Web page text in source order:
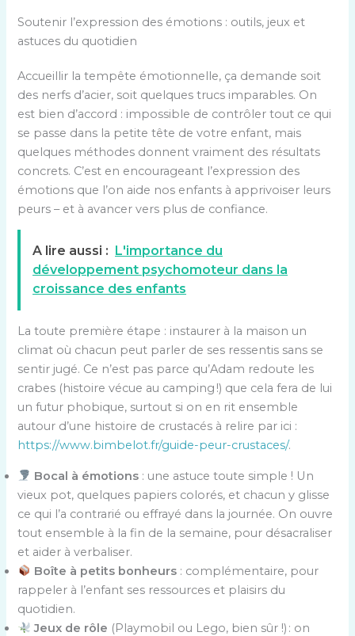
Soutenir l’expression des émotions : outils, jeux et
astuces du quotidien
Accueillir la tempête émotionnelle, ça demande soit
des nerfs d’acier, soit quelques trucs imparables. On
est bien d’accord : impossible de contrôler tout ce qui
se passe dans la petite tête de votre enfant, mais
quelques méthodes donnent vraiment des résultats
concrets. C’est en encourageant l’expression des
émotions que l’on aide nos enfants à apprivoiser leurs
peurs – et à avancer vers plus de confiance.
A lire aussi : L'importance du
développement psychomoteur dans la
croissance des enfants
La toute première étape : instaurer à la maison un
climat où chacun peut parler de ses ressentis sans se
sentir jugé. Ce n’est pas parce qu’Adam redoute les
crabes (histoire vécue au camping !) que cela fera de lui
un futur phobique, surtout si on en rit ensemble
autour d’une histoire de crustacés à relire par ici :
https://www.bimbelot.fr/guide-peur-crustaces/.
Bocal à émotions : une astuce toute simple ! Un
vieux pot, quelques papiers colorés, et chacun y glisse
ce qui l’a contrarié ou effrayé dans la journée. On ouvre
tout ensemble à la fin de la semaine, pour désacraliser
et aider à verbaliser.
Boîte à petits bonheurs : complémentaire, pour
rappeler à l’enfant ses ressources et plaisirs du
quotidien.
Jeux de rôle (Playmobil ou Lego, bien sûr !) : on